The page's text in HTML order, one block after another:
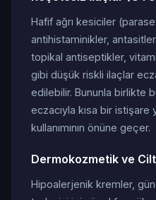
Hafif ağrı kesiciler
antihistaminikler, antasitler,
topikal antiseptikler,
gibi düşük riskli ilaçlar
edilebilir. Bununla birlikte
eczacıyla kısa bir
kullanımının önüne geçer.
Dermokozmetik ve
Hipoalerjenik kremler,